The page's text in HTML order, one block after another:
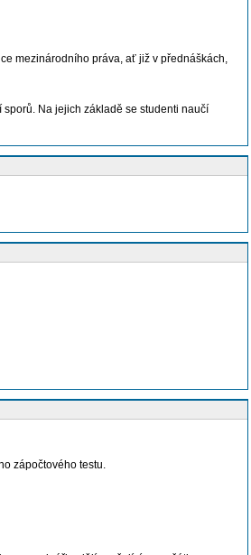
mezinárodního práva, ať již v přednáškách,
Na jejich základě se studenti naučí
zápočtového testu.